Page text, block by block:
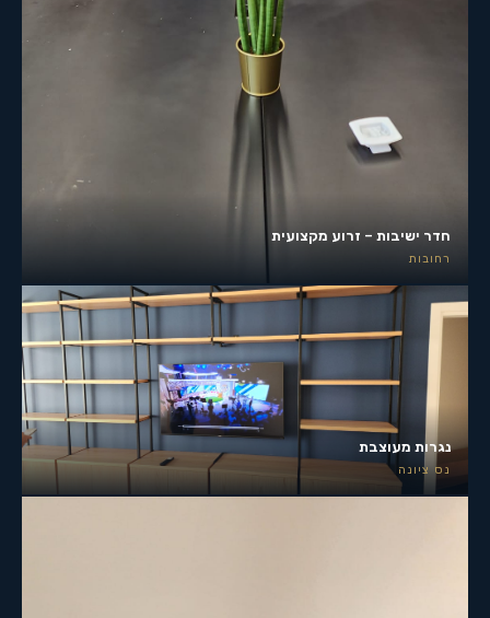
חדר ישיבות – זרוע מקצועית
רחובות
נגרות מעוצבת
נס ציונה